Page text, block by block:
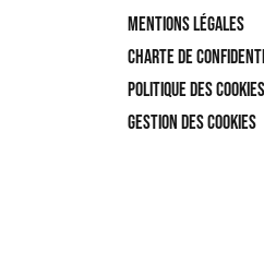
Mentions légales
Charte de
Politique des cookies
Gestion des cookies